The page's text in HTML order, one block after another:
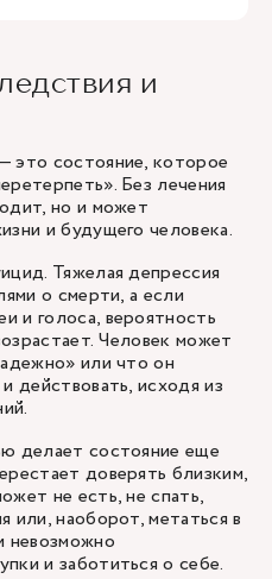
и
это состояние, которое
Без лечения
но и может
и будущего человека.
Тяжелая депрессия
о смерти, а если
и голоса, вероятность
Человек может
или что он
действовать, исходя из
делает состояние еще
доверять близким,
не есть, не спать,
или, наоборот, метаться в
невозможно
и заботиться о себе.